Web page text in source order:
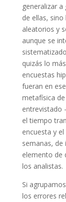
generalizar
de ellas,
aleatorios y
aunque se
quizás lo
encuestas
fueran en
metafísica
entrevistado
el tiempo
encuesta y
semanas, de
elemento de
los analistas.
Si
los errores